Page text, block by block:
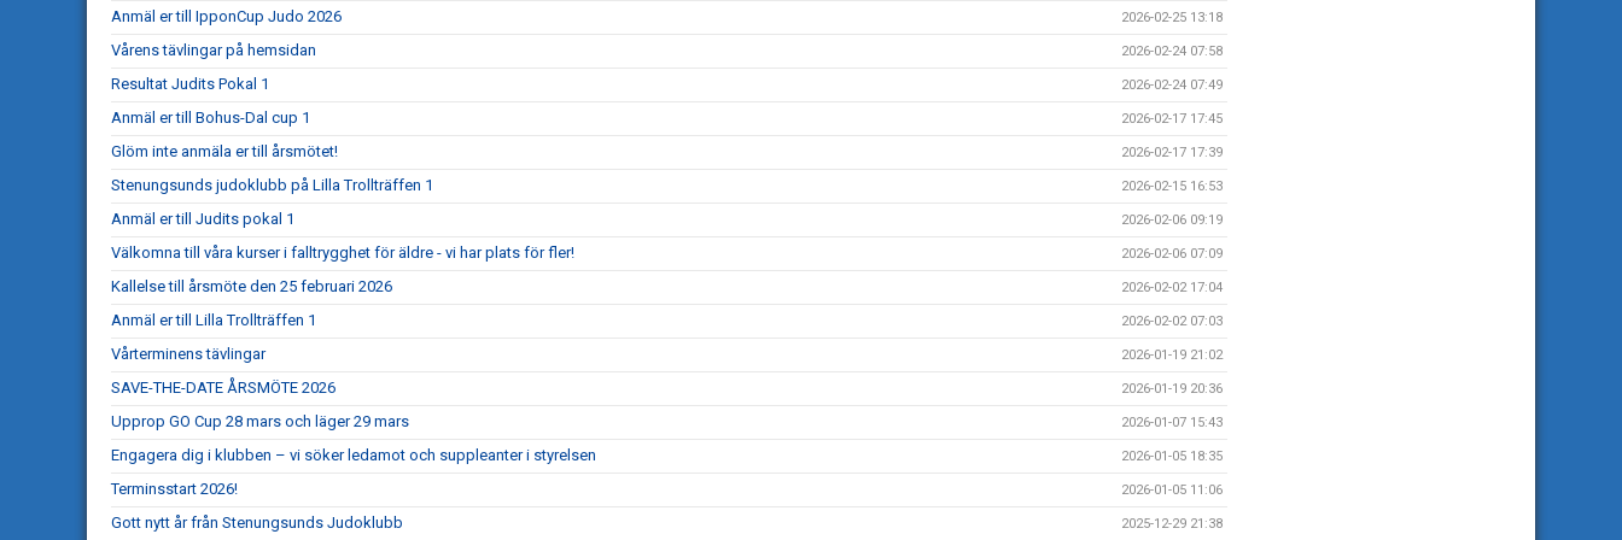
Anmäl er till IpponCup Judo 2026 2026-02-25 13:18
Vårens tävlingar på hemsidan 2026-02-24 07:58
Resultat Judits Pokal 1 2026-02-24 07:49
Anmäl er till Bohus-Dal cup 1 2026-02-17 17:45
Glöm inte anmäla er till årsmötet! 2026-02-17 17:39
Stenungsunds judoklubb på Lilla Trollträffen 1 2026-02-15 16:53
Anmäl er till Judits pokal 1 2026-02-06 09:19
Välkomna till våra kurser i falltrygghet för äldre - vi har plats för fler! 2026-02-06 07:09
Kallelse till årsmöte den 25 februari 2026 2026-02-02 17:04
Anmäl er till Lilla Trollträffen 1 2026-02-02 07:03
Vårterminens tävlingar 2026-01-19 21:02
SAVE-THE-DATE ÅRSMÖTE 2026 2026-01-19 20:36
Upprop GO Cup 28 mars och läger 29 mars 2026-01-07 15:43
Engagera dig i klubben – vi söker ledamot och suppleanter i styrelsen 2026-01-05 18:35
Terminsstart 2026! 2026-01-05 11:06
Gott nytt år från Stenungsunds Judoklubb 2025-12-29 21:38